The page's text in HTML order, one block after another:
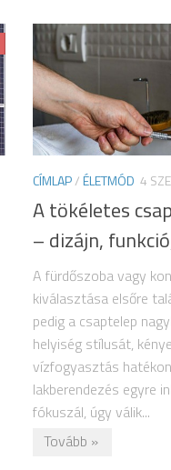
CÍMLAP/ÉLETMÓD 4
A tökéletes
– dizájn,
A fürdőszoba vagy
kiválasztása elsőre
pedig a csaptelep
helyiség stílusát,
vízfogyasztás
lakberendezés egyre
fókuszál, úgy válik...
Tovább »